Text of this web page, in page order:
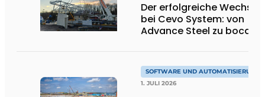
Der erfolgreiche Wechsel
bei Cevo System: von
Advance Steel zu bocad
SOFTWARE UND AUTOMATISIERUNG
1. JULI 2026